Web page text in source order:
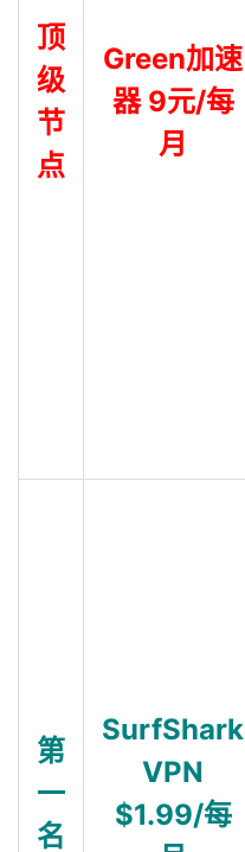
顶
级
节
点
Green加速
器 9元/每
月
第
一
名
SurfShark
VPN
$1.99/每